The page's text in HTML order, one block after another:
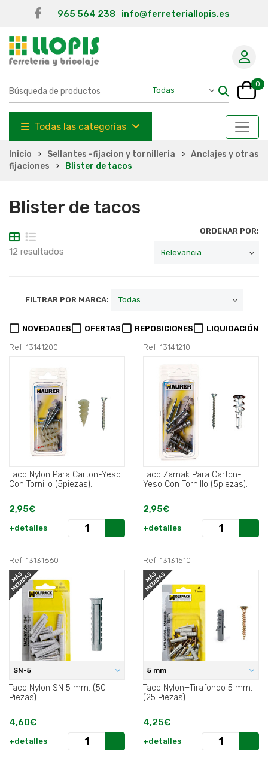
965 564 238 info@ferreteriallopis.es
0
Todas las categorías
Inicio Sellantes -fijacion y tornilleria
Anclajes y otras
fijaciones
Blister de tacos
Blister de tacos
12 resultados
ORDENAR POR:
FILTRAR POR MARCA:
NOVEDADES OFERTAS REPOSICIONES LIQUIDACIÓN
Ref: 13141200
Taco Nylon Para Carton-Yeso
Con Tornillo (5piezas).
2,95€
+detalles
Ref: 13141210
Taco Zamak Para Carton-
Yeso Con Tornillo (5piezas).
2,95€
+detalles
Ref: 13131660
SN-5
Taco Nylon SN 5 mm. (50
Piezas) .
4,60€
+detalles
Ref: 13131510
5 mm
Taco Nylon+Tirafondo 5 mm.
(25 Piezas) .
4,25€
+detalles